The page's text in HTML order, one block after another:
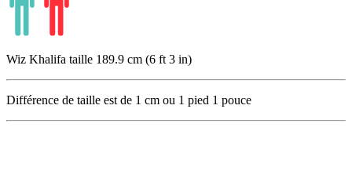
Wiz Khalifa taille 189.9 cm (6 ft 3 in)
Différence de taille est de 1 cm ou 1 pied 1 pouce